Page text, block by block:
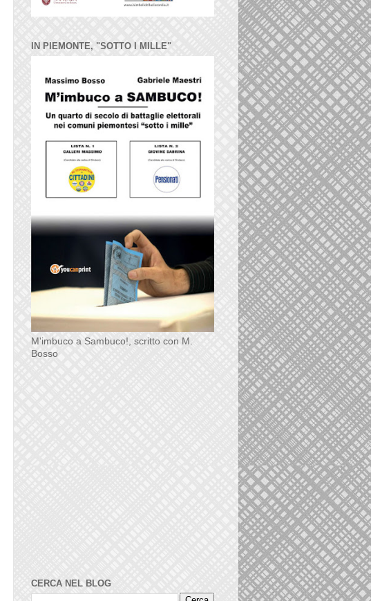
IN PIEMONTE, "SOTTO I MILLE"
M'imbuco a Sambuco!, scritto con M.
Bosso
CERCA NEL BLOG